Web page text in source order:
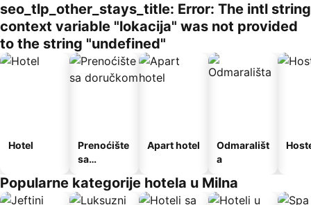
seo_tlp_other_stays_title: Error: The intl string
context variable "lokacija" was not provided
to the string "undefined"
Hotel
Prenoćište
sa
Apart hotel
Odmarališt
a
Popularne kategorije hotela u Milna